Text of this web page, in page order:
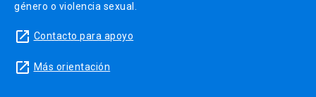
género o violencia sexual.
launch Contacto para apoyo
launch Más orientación